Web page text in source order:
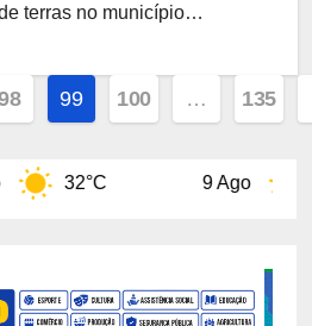
terras no município…
99 100 … 135
9 Ago 31°C